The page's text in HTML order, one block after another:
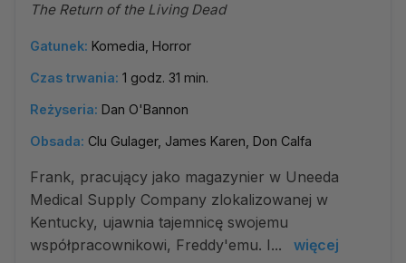
The Return of the Living Dead
Gatunek: Komedia, Horror
Czas trwania: 1 godz. 31 min.
Reżyseria: Dan O'Bannon
Obsada: Clu Gulager, James Karen, Don Calfa
Frank, pracujący jako magazynier w Uneeda
Medical Supply Company zlokalizowanej w
Kentucky, ujawnia tajemnicę swojemu
współpracownikowi, Freddy'emu. I...
więcej